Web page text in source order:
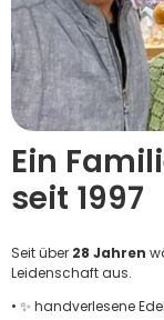
Ein
seit 1997
Seit über 28 Jahren
Leidenschaft aus.
• ✨ handverlesene